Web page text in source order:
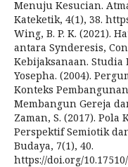
Menuju Kesucian.
Kateketik, 4(1), 38.
Wing, B. P. K. (2021).
antara Synderesis,
Kebijaksanaan. Studia
Yosepha. (2004).
Konteks
Membangun Gereja
Zaman, S. (2017).
Perspektif Semiotik
Budaya, 7(1), 40.
https://doi.org/